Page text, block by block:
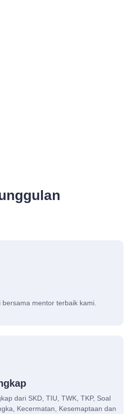
bersama mentor terbaik kami.
dari SKD, TIU, TWK, TKP, Soal
Kecermatan, Kesemaptaan dan